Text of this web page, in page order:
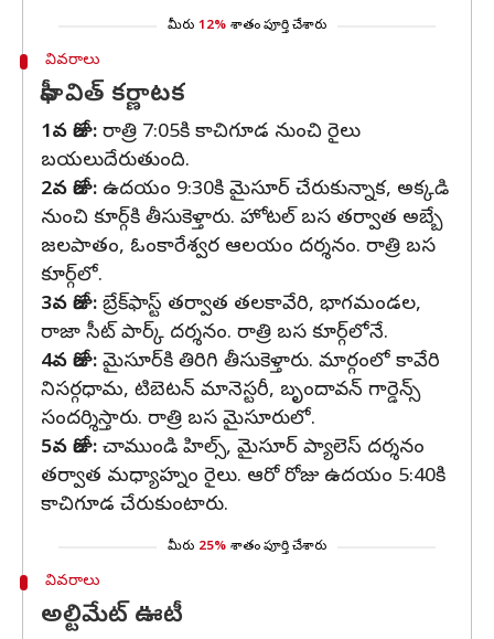
మీరు 12% శాతం పూర్తి చేశారు
వివరాలు
కాఫీ విత్ కర్ణాటక
1వ రోజు: రాత్రి 7:05కి కాచిగూడ నుంచి రైలు
బయలుదేరుతుంది.
2వ రోజు: ఉదయం 9:30కి మైసూర్ చేరుకున్నాక, అక్కడి
నుంచి కూర్గ్‌కి తీసుకెళ్తారు. హోటల్‌ బస తర్వాత అబ్బే
జలపాతం, ఓంకారేశ్వర ఆలయం దర్శనం. రాత్రి బస
కూర్గ్‌లో.
3వ రోజు: బ్రేక్‌ఫాస్ట్‌ తర్వాత తలకావేరి, భాగమండల,
రాజా సీట్ పార్క్‌ దర్శనం. రాత్రి బస కూర్గ్‌లోనే.
4వ రోజు: మైసూర్‌కి తిరిగి తీసుకెళ్తారు. మార్గంలో కావేరి
నిసర్గధామ, టిబెటన్ మానెస్టరీ, బృందావన్ గార్డెన్స్
సందర్శిస్తారు. రాత్రి బస మైసూరులో.
5వ రోజు: చాముండి హిల్స్‌, మైసూర్ ప్యాలెస్‌ దర్శనం
తర్వాత మధ్యాహ్నం రైలు. ఆరో రోజు ఉదయం 5:40కి
కాచిగూడ చేరుకుంటారు.
మీరు 25% శాతం పూర్తి చేశారు
వివరాలు
అల్టిమేట్ ఊటీ